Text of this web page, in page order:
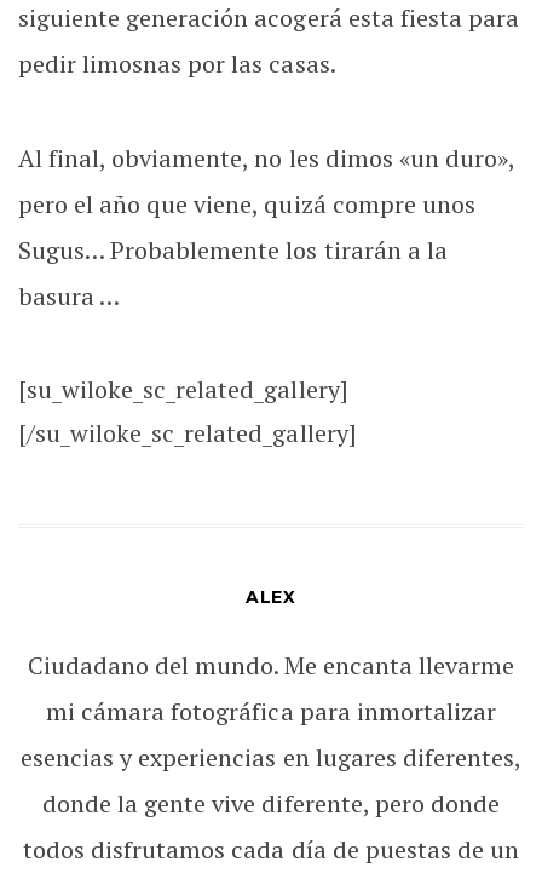
siguiente generación acogerá esta fiesta para
pedir limosnas por las casas.
Al final, obviamente, no les dimos «un duro»,
pero el año que viene, quizá compre unos
Sugus… Probablemente los tirarán a la
basura …
[su_wiloke_sc_related_gallery]
[/su_wiloke_sc_related_gallery]
ALEX
Ciudadano del mundo. Me encanta llevarme
mi cámara fotográfica para inmortalizar
esencias y experiencias en lugares diferentes,
donde la gente vive diferente, pero donde
todos disfrutamos cada día de puestas de un